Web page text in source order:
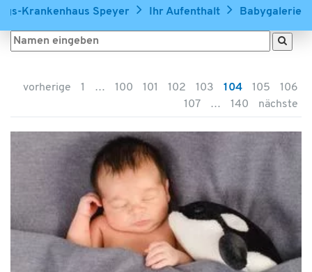
Service & Betreuung
Ausbildung & Karriere
Krankenhaus Speyer Ihr Aufenthalt Babygalerie
vorherige 1 … 100 101 102 103 104 105
106
107
… 140 nächste